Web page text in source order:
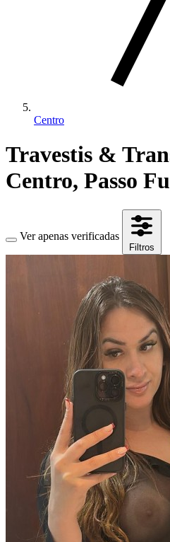
Centro
Travestis &
Centro, Passo
Ver apenas verificadas
Filtros